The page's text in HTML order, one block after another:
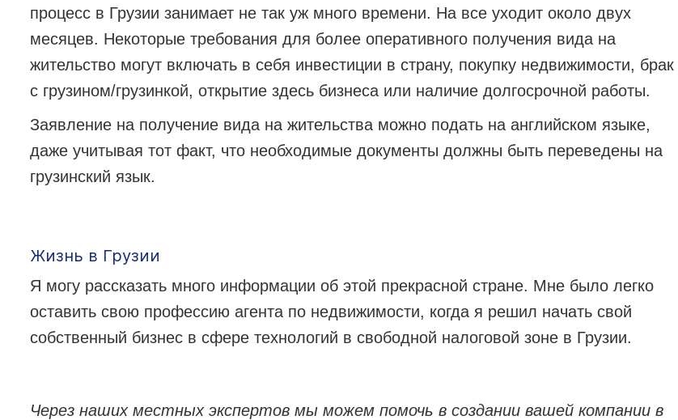
процесс в Грузии занимает не так уж много времени. На все уходит около двух
месяцев. Некоторые требования для более оперативного получения вида на
жительство могут включать в себя инвестиции в страну, покупку недвижимости, брак
с грузином/грузинкой, открытие здесь бизнеса или наличие долгосрочной работы.
Заявление на получение вида на жительства можно подать на английском языке,
даже учитывая тот факт, что необходимые документы должны быть переведены на
грузинский язык.
Жизнь в Грузии
Я могу рассказать много информации об этой прекрасной стране. Мне было легко
оставить свою профессию агента по недвижимости, когда я решил начать свой
собственный бизнес в сфере технологий в свободной налоговой зоне в Грузии.
Через наших местных экспертов мы можем помочь в создании вашей компании в